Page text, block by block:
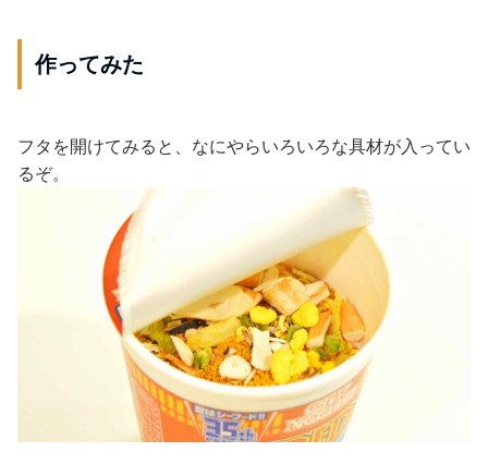
作ってみた
フタを開けてみると、なにやらいろいろな具材が入ってい
るぞ。